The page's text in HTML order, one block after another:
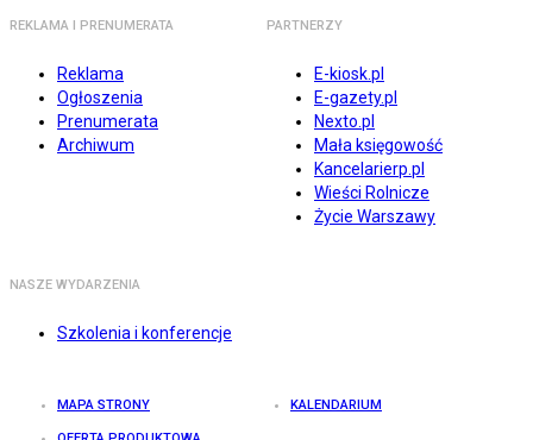
REKLAMA I PRENUMERATA
Reklama
Ogłoszenia
Prenumerata
Archiwum
PARTNERZY
E-kiosk.pl
E-gazety.pl
Nexto.pl
Mała księgowość
Kancelarierp.pl
Wieści Rolnicze
Życie Warszawy
NASZE WYDARZENIA
Szkolenia i konferencje
MAPA STRONY KALENDARIUM